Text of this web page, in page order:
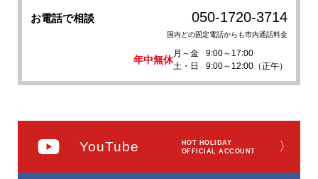
お電話で相談 050-1720-3714
国内どの固定電話からも市内通話料金
年中無休
月～金
9:00～17:00
土・日
9:00～12:00（正午）
YouTube
HOT HOLIDAY
OFFICIAL ACCOUNT
〉